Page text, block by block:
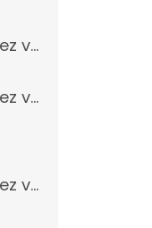
Polomaska Bisaf FFP3 bez ventilčeka , balenie 15 ks
Polomaska Bisaf FFP3 bez ventilčeka 99 % , balenie 1 ks
Polomaska Bisaf FFP3 bez ventilčeka , balenie 15 ks